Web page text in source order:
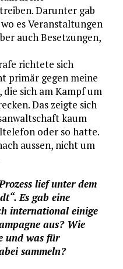
Darunter gab
es Veranstaltungen
auch Besetzungen,
richtete sich
primär gegen meine
sich am Kampf um
Das zeigte sich
kaum
oder so hatte.
aussen, nicht um
lief unter dem
Es gab eine
international einige
aus? Wie
und was für
sammeln?